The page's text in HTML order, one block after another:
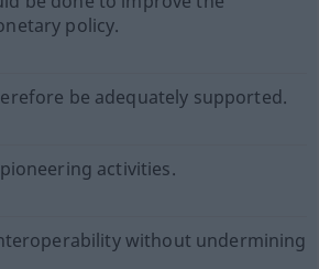
policy.
be adequately supported.
activities.
without undermining